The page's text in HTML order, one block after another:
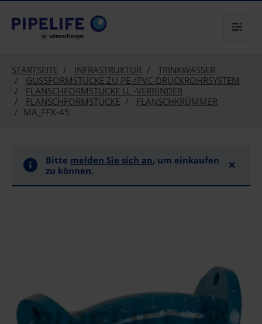
text.skipToContent
text.skipToNavigation
STARTSEITE INFRASTRUKTUR
TRINKWASSER
GUSSFORMSTÜCKE ZU PE-/PVC-DRUCKROHRSYSTEM
FLANSCHFORMSTÜCKE U. -VERBINDER
FLANSCHFORMSTÜCKE
FLANSCHKRÜMMER
MA_FFK-45
Bitte melden Sie sich an, um einkaufen
zu können.
×